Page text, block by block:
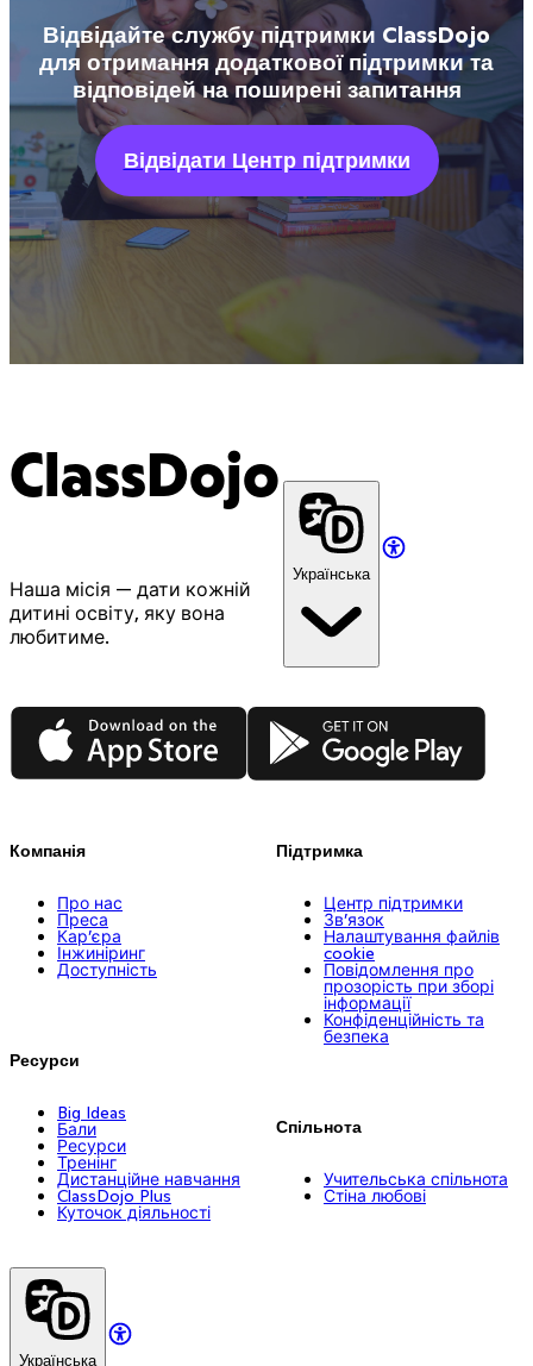
Відвідайте службу підтримки ClassDojo
для отримання додаткової підтримки та
відповідей на поширені запитання
Відвідати Центр підтримки
ClassDojo
Наша місія — дати кожній
дитині освіту, яку вона
любитиме.
Українська
App Store Google Play
Компанія
Про нас
Преса
Кар’єра
Інжиніринг
Доступність
Ресурси
Big Ideas
Бали
Ресурси
Тренінг
Дистанційне навчання
ClassDojo Plus
Куточок діяльності
Підтримка
Центр підтримки
Зв’язок
Налаштування файлів
cookie
Повідомлення про
прозорість при зборі
інформації
Конфіденційність та
безпека
Спільнота
Учительська спільнота
Стіна любові
Українська